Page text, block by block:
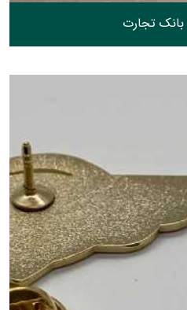
تجارت